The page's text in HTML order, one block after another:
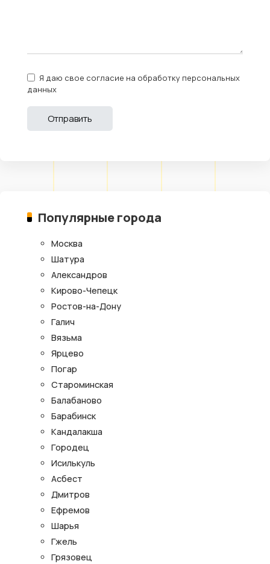
Я даю свое согласие на обработку персональных
данных
Популярные города
Москва
Шатура
Александров
Кирово-Чепецк
Ростов-на-Дону
Галич
Вязьма
Ярцево
Погар
Староминская
Балабаново
Барабинск
Кандалакша
Городец
Исилькуль
Асбест
Дмитров
Ефремов
Шарья
Гжель
Грязовец